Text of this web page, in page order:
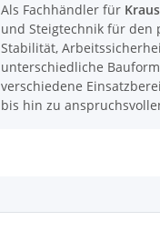
Als Fachhändler für
und Steigtechnik für den
Stabilität,
unterschiedliche
verschiedene
bis hin zu